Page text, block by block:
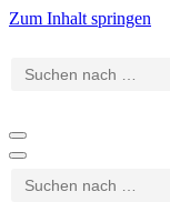
Zum Inhalt springen
Suchen
nach …
Navigationsmenü
Navigationsmenü
Suchen
nach …